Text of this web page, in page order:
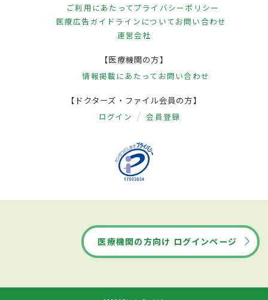
ご利用にあたってプライバシーポリシー
医療広告ガイドラインについてお問い合わせ
運営会社
【医療機関の方】
情報掲載にあたって お問い合わせ
【ドクターズ・ファイル会員の方】
ログイン 会員登録
医療機関の方向け ログインページ